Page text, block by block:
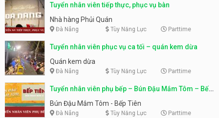
Tuyển nhân viên tiếp thực, phục vụ bàn
Nhà hàng Phủi Quán
Đà Nẵng Tùy Năng Lực Parttime
Tuyển nhân viên phục vụ ca tối – quán kem dừa
Quán kem dừa
Đà Nẵng Tùy Năng Lực Parttime
Tuyển nhân viên phụ bếp – Bún Đậu Mắm Tôm – Bếp
Tiên
Bún Đậu Mắm Tôm - Bếp Tiên
Đà Nẵng Tùy Năng Lực Parttime